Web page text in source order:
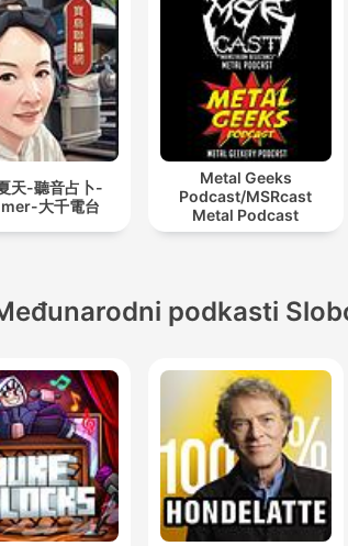
天-聽音占卜-
大千電台
Metal Geeks
Podcast/MSRcast
Metal Podcast
podkasti